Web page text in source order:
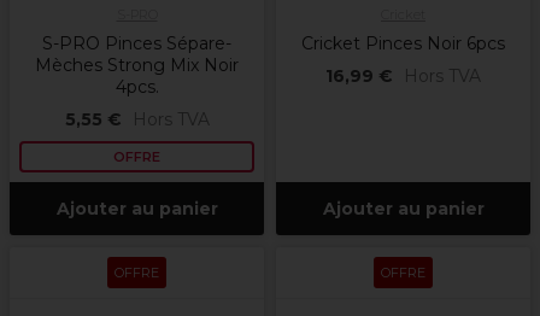
S-PRO Pinces Sépare-
Mèches Strong Mix Noir
4pcs.
5,55 €
Hors TVA
OFFRE
Ajouter au panier
Cricket Pinces Noir 6pcs
16,99 €
Hors TVA
Ajouter au panier
OFFRE OFFRE